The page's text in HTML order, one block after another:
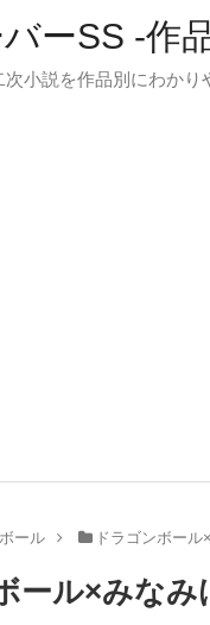
ーSS -作
小説を作品別にわかり
ール ドラゴンボール
ール×みなみ